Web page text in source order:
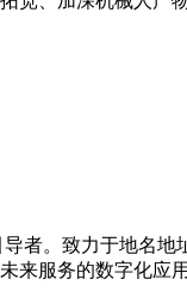
者。致力于地名
来服务的数字化应用